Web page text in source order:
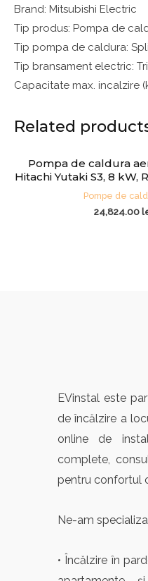
Brand: Mitsubishi Electric
Tip produs: Pompa de
Tip pompa de caldura:
Tip bransament electric:
Capacitate max. incalzire
Related
Pompa de caldura
Hitachi Yutaki S3, 8 kW,
Pompe de
24,824.00
EVinstal este
de încălzire a
online de
complete,
pentru confortul
Ne-am
• Încălzire în